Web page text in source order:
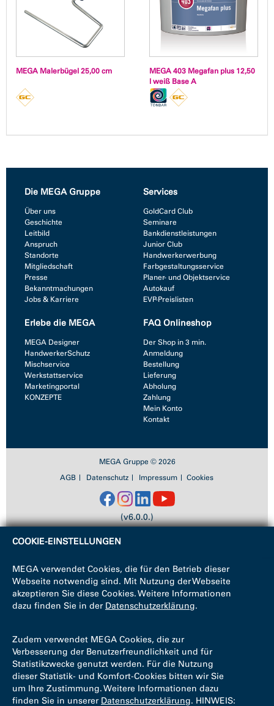
MEGA Malerbügel 25,00 cm
MEGA 403 Megafan plus 12,50
l weiß Base A
Die MEGA Gruppe
Über uns
Geschichte
Leitbild
Anspruch
Standorte
Mitgliedschaft
Presse
Bekanntmachungen
Jobs & Karriere
Services
GoldCard Club
Seminare
Bankdienstleistungen
Junior Club
Handwerkerwerbung
Farbgestaltungsservice
Planer- und Objektservice
Autokauf
EVP-Preislisten
Erlebe die MEGA
MEGA Designer
HandwerkerSchutz
Mischservice
Werkstattservice
Marketingportal
KONZEPTE
FAQ Onlineshop
Der Shop in 3 min.
Anmeldung
Bestellung
Lieferung
Abholung
Zahlung
Mein Konto
Kontakt
MEGA Gruppe © 2026
AGB
Datenschutz Impressum Cookies
(v6.0.0.)
COOKIE-EINSTELLUNGEN
MEGA verwendet Cookies, die für den Betrieb dieser
Webseite notwendig sind. Mit Nutzung der Webseite
akzeptieren Sie diese Cookies. Weitere Informationen
dazu finden Sie in der Datenschutzerklärung.
Zudem verwendet MEGA Cookies, die zur
Verbesserung der Benutzerfreundlichkeit und für
Statistikzwecke genutzt werden. Für die Nutzung
dieser Statistik- und Komfort-Cookies bitten wir Sie
um Ihre Zustimmung. Weitere Informationen dazu
finden Sie in unserer Datenschutzerklärung. HINWEIS: